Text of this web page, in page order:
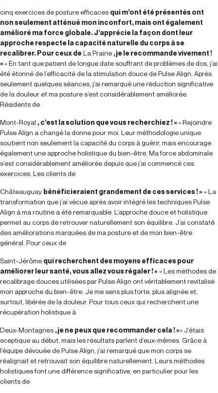
cinq exercices de posture efficaces qui m’ont été présentés ont
non seulement atténué mon inconfort, mais ont également
amélioré ma force globale. J’apprécie la façon dont leur
approche respecte la capacité naturelle du corps à se
recalibrer. Pour ceux deLa Prairie , je le recommande vivement !
« « En tant que patient de longue date souffrant de problèmes de dos, j’ai
été étonné de l’efficacité de la stimulation douce de Pulse Align. Après
seulement quelques séances, j’ai remarqué une réduction significative
de la douleur et ma posture s’est considérablement améliorée.
Résidents de
Mont-Royal , c’est la solution que vous recherchiez ! « « Rejoindre
Pulse Align a changé la donne pour moi. Leur méthodologie unique
soutient non seulement la capacité du corps à guérir, mais encourage
également une approche holistique du bien-être. Ma force abdominale
s’est considérablement améliorée depuis que j’ai commencé ces
exercices. Les clients de
Châteauguay bénéficieraient grandement de ces services ! » « La
transformation que j’ai vécue après avoir intégré les techniques Pulse
Align à ma routine a été remarquable. L’approche douce et holistique
permet au corps de retrouver naturellement son équilibre. J’ai constaté
des améliorations marquées de ma posture et de mon bien-être
général. Pour ceux de
Saint-Jérôme qui recherchent des moyens efficaces pour
améliorer leur santé, vous allez vous régaler ! » « Les méthodes de
recalibrage douces utilisées par Pulse Align ont véritablement revitalisé
mon approche du bien-être. Je me sens plus forte, plus alignée et,
surtout, libérée de la douleur. Pour tous ceux qui recherchent une
récupération holistique à
Deux-Montagnes , je ne peux que recommander cela ! »« J’étais
sceptique au début, mais les résultats parlent d’eux-mêmes. Grâce à
l’équipe dévouée de Pulse Align, j’ai remarqué que mon corps se
réalignait et retrouvait son équilibre naturellement. Leurs méthodes
holistiques font une différence significative, en particulier pour les
clients de